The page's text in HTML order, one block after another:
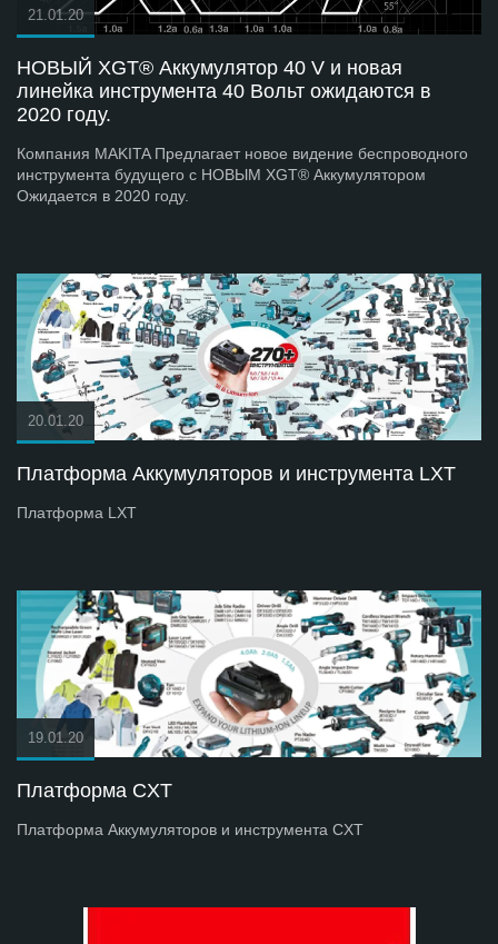
21.01.20
НОВЫЙ XGT® Аккумулятор 40 V и новая
линейка инструмента 40 Вольт ожидаются в
2020 году.
Компания MAKITA Предлагает новое видение беспроводного
инструмента будущего с НОВЫМ XGT® Аккумулятором
Ожидается в 2020 году.
20.01.20
Платформа Аккумуляторов и инструмента LXT
Платформа LXT
19.01.20
Платформа СXT
Платформа Аккумуляторов и инструмента СXT